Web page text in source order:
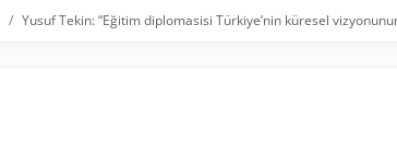
Yusuf Tekin: “Eğitim diplomasisi Türkiye’nin küresel